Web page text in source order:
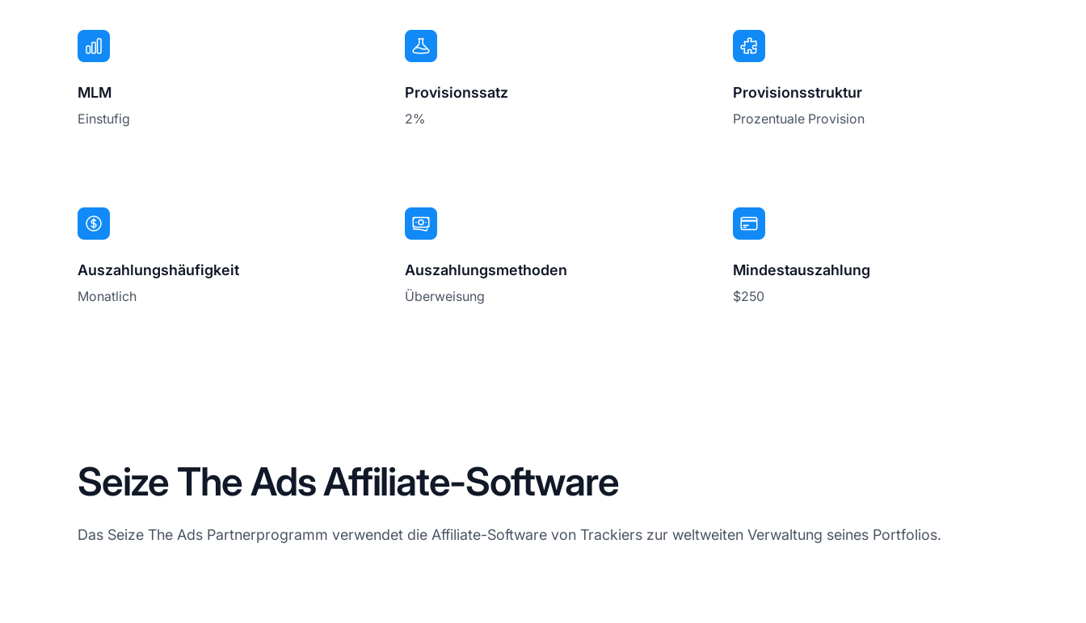
MLM
Einstufig
Provisionssatz
2%
Provisionsstruktur
Prozentuale Provision
Auszahlungshäufigkeit
Monatlich
Auszahlungsmethoden
Überweisung
Mindestauszahlung
$250
Seize The Ads Affiliate-Software
Das Seize The Ads Partnerprogramm verwendet die Affiliate-Software von Trackiers zur weltweiten Verwaltung seines Portfolios.